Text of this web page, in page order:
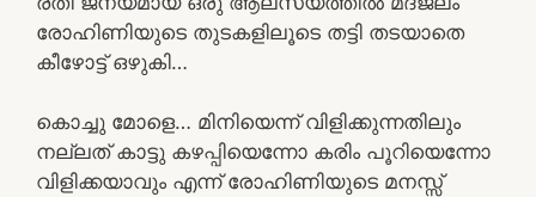
രോഹിണിയുടെ തുടകളിലൂടെ തട്ടി തടയാതെ
കീഴോട്ട് ഒഴുകി…
കൊച്ചു മോളെ… മിനിയെന്ന് വിളിക്കുന്നതിലും
നല്ലത് കാട്ടു കഴപ്പിയെന്നോ കരിം പൂറിയെന്നോ
വിളിക്കയാവും എന്ന് രോഹിണിയുടെ മനസ്സ്